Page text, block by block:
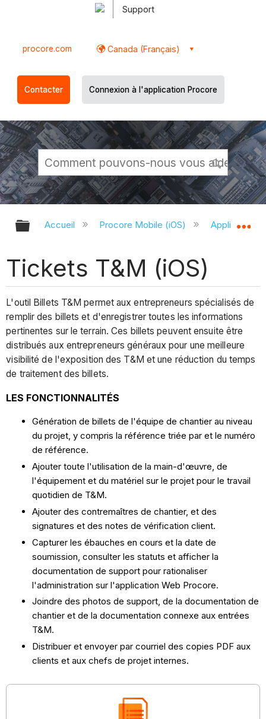
Support
procore.com Canada (Français)
Contacter Connexion à l'application Procore
Développer/réduire la hiérarchie
Accueil Procore Mobile (iOS) Application
Tickets T&M (iOS)
L'outil Billets T&M permet aux entrepreneurs spécialisés de
remplir des billets et d'enregistrer toutes les informations
pertinentes sur le terrain. Ces billets peuvent ensuite être
distribués aux entrepreneurs généraux pour une meilleure
visibilité de l'exposition des T&M et une réduction du temps
de traitement des billets.
LES FONCTIONNALITÉS
Génération de billets de l'équipe de chantier au niveau
du projet, y compris la référence triée par et le numéro
de référence.
Ajouter toute l'utilisation de la main-d'œuvre, de
l'équipement et du matériel sur le projet pour le travail
quotidien de T&M.
Ajouter des contremaîtres de chantier, et des
signatures et des notes de vérification client.
Capturer les ébauches en cours et la date de
soumission, consulter les statuts et afficher la
documentation de support pour rationaliser
l'administration sur l'application Web Procore.
Joindre des photos de support, de la documentation de
chantier et de la documentation connexe aux entrées
T&M.
Distribuer et envoyer par courriel des copies PDF aux
clients et aux chefs de projet internes.